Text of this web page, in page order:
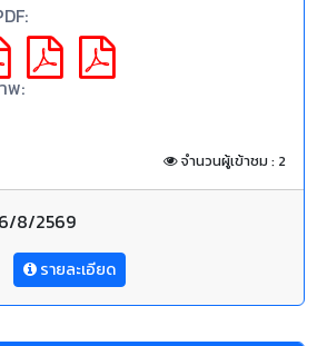
พ:
จำนวนผู้เข้าชม : 2
8/2569
รายละเอียด